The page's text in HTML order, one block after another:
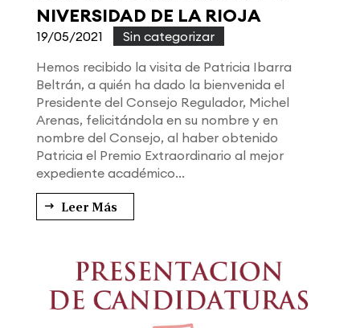
NIVERSIDAD DE LA RIOJA
19/05/2021
Sin categorizar
Hemos recibido la visita de Patricia Ibarra
Beltrán, a quién ha dado la bienvenida el
Presidente del Consejo Regulador, Michel
Arenas, felicitándola en su nombre y en
nombre del Consejo, al haber obtenido
Patricia el Premio Extraordinario al mejor
expediente académico...
Leer Más